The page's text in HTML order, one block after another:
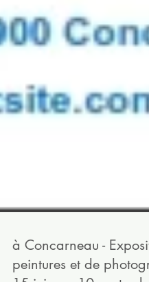
à Concarneau -